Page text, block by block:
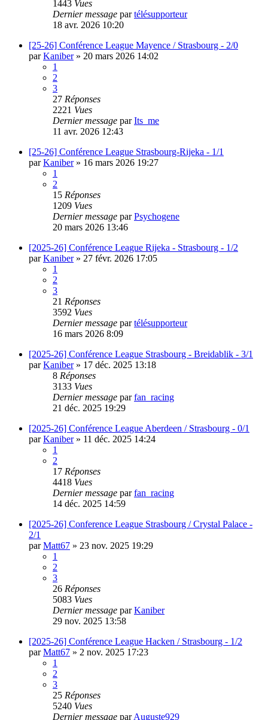
1443 Vues
Dernier message partélésupporteur
18 avr. 2026 10:20
[25-26] Conférence League Mayence / Strasbourg - 2/0
parKaniber» 20 mars 2026 14:02
1
2
3
27 Réponses
2221 Vues
Dernier message parIts_me
11 avr. 2026 12:43
[25-26] Conférence League Strasbourg-Rijeka - 1/1
parKaniber» 16 mars 2026 19:27
1
2
15 Réponses
1209 Vues
Dernier message parPsychogene
20 mars 2026 13:46
[2025-26] Conférence League Rijeka - Strasbourg - 1/2
parKaniber» 27 févr. 2026 17:05
1
2
3
21 Réponses
3592 Vues
Dernier message partélésupporteur
16 mars 2026 8:09
[2025-26] Conférence League Strasbourg - Breidablik - 3/1
parKaniber» 17 déc. 2025 13:18
8 Réponses
3133 Vues
Dernier message parfan_racing
21 déc. 2025 19:29
[2025-26] Conférence League Aberdeen / Strasbourg - 0/1
parKaniber» 11 déc. 2025 14:24
1
2
17 Réponses
4418 Vues
Dernier message parfan_racing
14 déc. 2025 14:59
[2025-26] Conference League Strasbourg / Crystal Palace -
2/1
parMatt67 » 23 nov. 2025 19:29
1
2
3
26 Réponses
5083 Vues
Dernier message parKaniber
29 nov. 2025 13:58
[2025-26] Conférence League Hacken / Strasbourg - 1/2
parMatt67 » 2 nov. 2025 17:23
1
2
3
25 Réponses
5240 Vues
Dernier message parAuguste929